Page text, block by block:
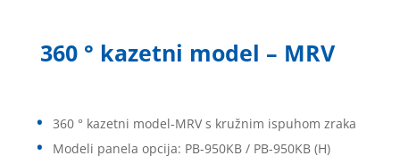
360 ° kazetni model – MRV
360 ° kazetni model-MRV s kružnim ispuhom zraka
Modeli panela opcija: PB-950KB / PB-950KB (H)